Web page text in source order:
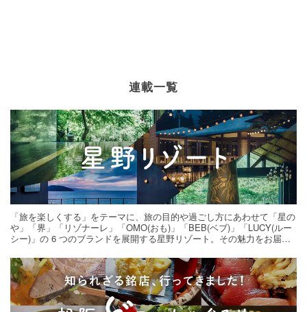
連載一覧
「旅を楽しくする」をテーマに、旅の目的や過ごし方にあわせて「星の
や」「界」「リゾナーレ」「OMO(おも)」「BEB(ベブ)」「LUCY(ルー
シー)」の 6 つのブランドを展開する星野リゾート。その魅力をお届け